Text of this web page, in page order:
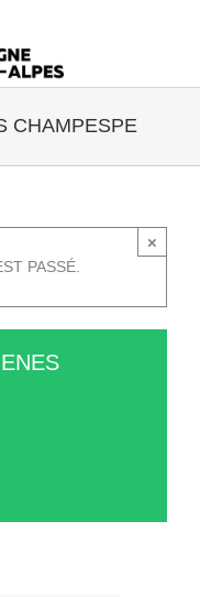
CHAMPESPE
×
PASSÉ.